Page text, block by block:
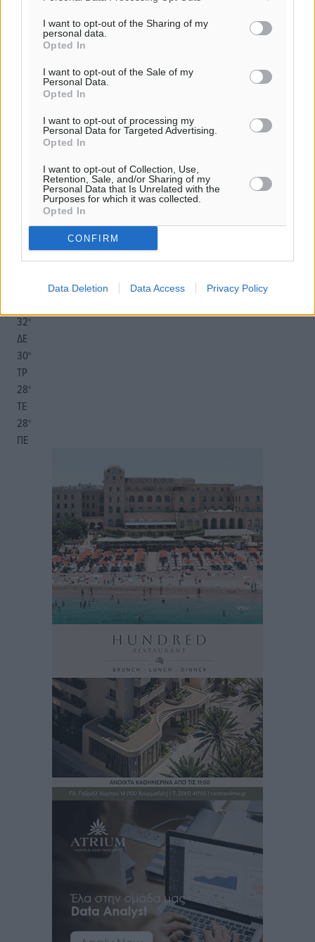
I want to opt-out of the Sharing of my
personal data.
Opted In
I want to opt-out of the Sale of my
Personal Data.
Opted In
I want to opt-out of processing my
Personal Data for Targeted Advertising.
Opted In
I want to opt-out of Collection, Use,
Retention, Sale, and/or Sharing of my
Personal Data that Is Unrelated with the
Purposes for which it was collected.
Opted In
CONFIRM
Data Deletion Data Access Privacy Policy
Για την μερική αναπαραγωγή της είδησης από άλλες
ιστοσελίδες είναι απαραίτητη η χρήση του παρακάτω
παρεχόμενου συνδέσμου παραπομπής προς το άρθρο
της Δημοκρατικής.
o καιρός τώρα:
αίθριος καιρός
°/26°
32°
ΔΕ
30°
ΤΡ
28°
ΤΕ
28°
ΠΕ